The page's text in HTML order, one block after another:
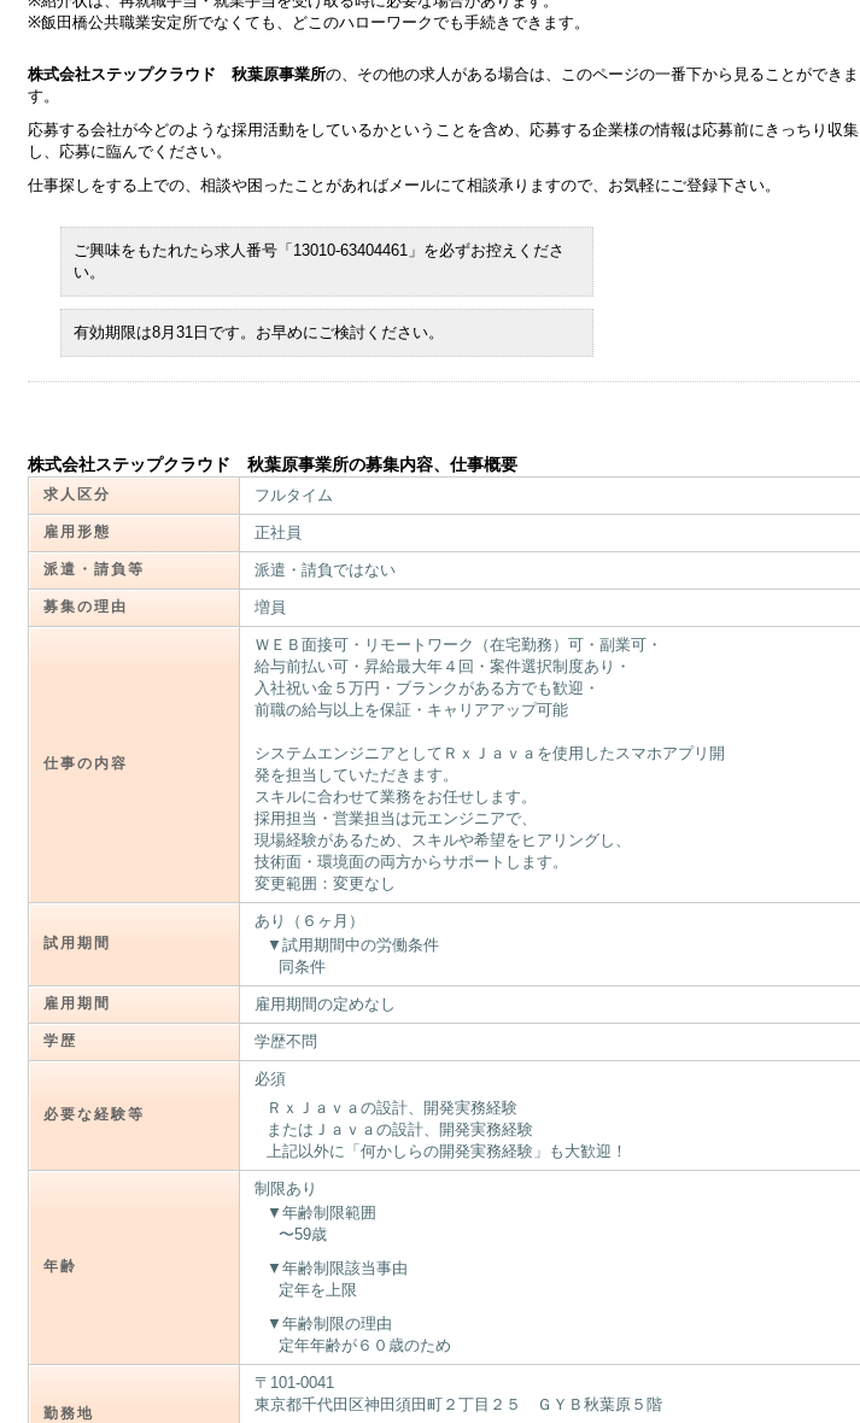
※飯田橋公共職業安定所でなくても、どこのハローワークでも手続きできます。
株式会社ステップクラウド 秋葉原事業所の、その他の求人がある場合は、このページの一番下から見ることができま
す。
応募する会社が今どのような採用活動をしているかということを含め、応募する企業様の情報は応募前にきっちり収集
し、応募に臨んでください。
仕事探しをする上での、相談や困ったことがあればメールにて相談承りますので、お気軽にご登録下さい。
ご興味をもたれたら求人番号「13010-63404461」を必ずお控えくださ
い。
有効期限は8月31日です。お早めにご検討ください。
株式会社ステップクラウド 秋葉原事業所の募集内容、仕事概要
求人区分 フルタイム
雇用形態 正社員
派遣・請負等 派遣・請負ではない
募集の理由 増員
仕事の内容
ＷＥＢ面接可・リモートワーク（在宅勤務）可・副業可・
給与前払い可・昇給最大年４回・案件選択制度あり・
入社祝い金５万円・ブランクがある方でも歓迎・
前職の給与以上を保証・キャリアアップ可能
システムエンジニアとしてＲｘＪａｖａを使用したスマホアプリ開
発を担当していただきます。
スキルに合わせて業務をお任せします。
採用担当・営業担当は元エンジニアで、
現場経験があるため、スキルや希望をヒアリングし、
技術面・環境面の両方からサポートします。
変更範囲：変更なし
試用期間
あり（６ヶ月）
試用期間中の労働条件
同条件
雇用期間 雇用期間の定めなし
学歴 学歴不問
必要な経験等
必須
ＲｘＪａｖａの設計、開発実務経験
またはＪａｖａの設計、開発実務経験
上記以外に「何かしらの開発実務経験」も大歓迎！
年齢
制限あり
年齢制限範囲
〜59歳
年齢制限該当事由
定年を上限
年齢制限の理由
定年年齢が６０歳のため
勤務地
〒101-0041
東京都千代田区神田須田町２丁目２５ ＧＹＢ秋葉原５階